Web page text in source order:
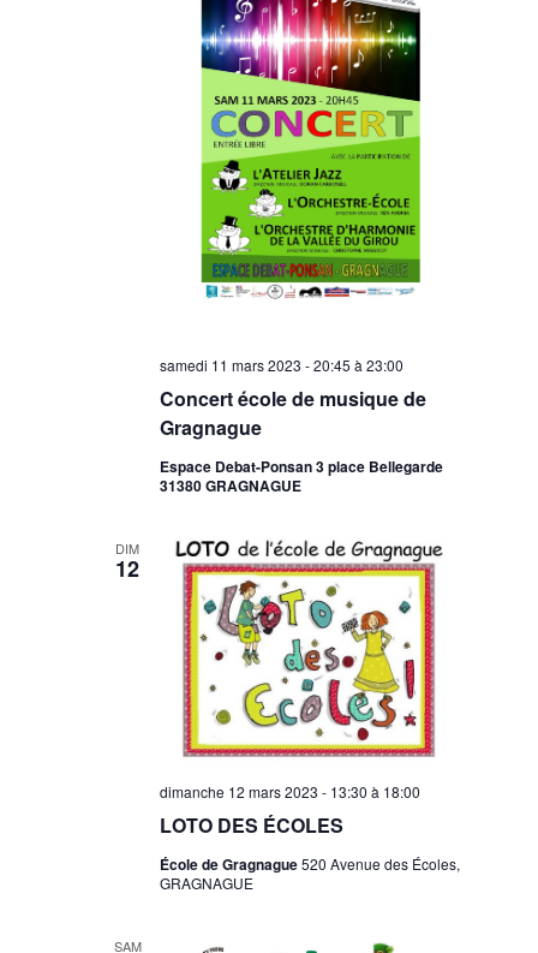
Concert école de musique de
Gragnague
samedi 11 mars 2023 - 20:45 à23:00
Espace Debat-Ponsan 3 place Bellegarde
31380 GRAGNAGUE
DIM
12
LOTO DES ÉCOLES
dimanche 12 mars 2023 - 13:30 à 18:00
École de Gragnague520 Avenue des Écoles,
GRAGNAGUE
SAM